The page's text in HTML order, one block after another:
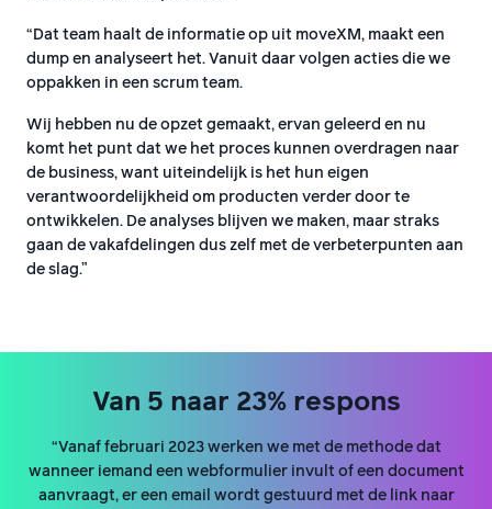
“Dat team haalt de informatie op uit moveXM, maakt een
dump en analyseert het. Vanuit daar volgen acties die we
oppakken in een scrum team.
Wij hebben nu de opzet gemaakt, ervan geleerd en nu
komt het punt dat we het proces kunnen overdragen naar
de business, want uiteindelijk is het hun eigen
verantwoordelijkheid om producten verder door te
ontwikkelen. De analyses blijven we maken, maar straks
gaan de vakafdelingen dus zelf met de verbeterpunten aan
de slag.”
Van 5 naar 23% respons
“Vanaf februari 2023 werken we met de methode dat
wanneer iemand een webformulier invult of een document
aanvraagt, er een email wordt gestuurd met de link naar